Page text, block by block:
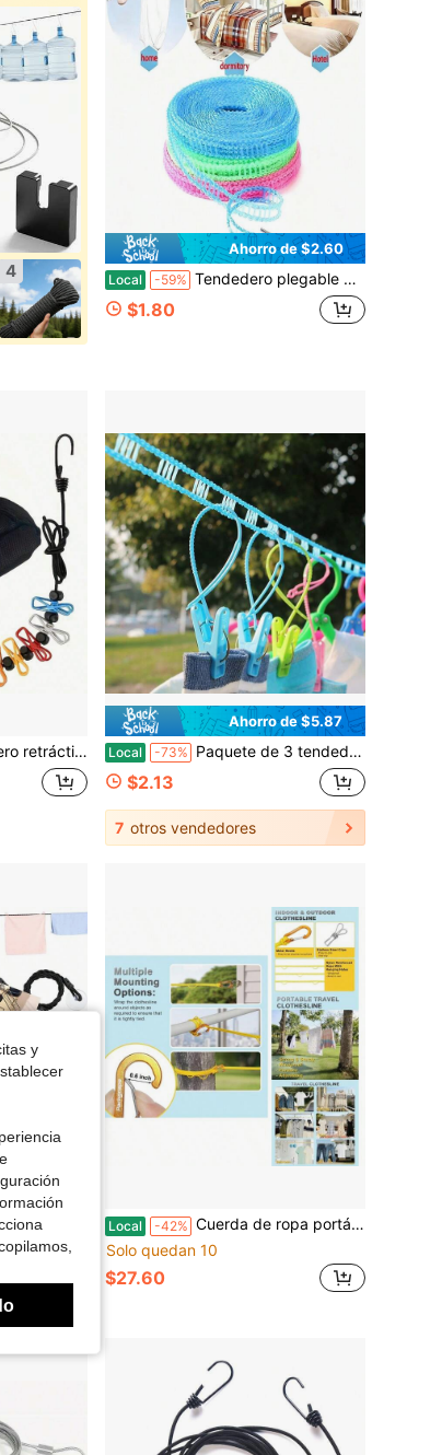
4
Ahorro de $2.60
Local -59% Tendedero plegable portátil de 2 piezas, 3 m, rosa, verde y azul, resistente al viento, antideslizante, sin perforaciones, para interiores, exteriores, camping, viajes, dormitorios, balcones, para colgar ropa de cama gruesa, color aleatorio.
$1.80
y camping al aire libre, accesorios de tendedero
Ahorro de $5.87
Local -73% Paquete de 3 tendederos de viaje resistentes al viento de 5 m – Cuerda portátil antideslizante para secar ropa, ideal para camping, cruceros, balcón y lavandería – Tendedero de viaje retráctil de nailon
$2.13
7 otros vendedores
$20.31
para cruceros para uso en exteriores e interiores, color negro Local -42% Cuerda de ropa portátil para viajes, línea de lavandería a prueba de viento con pinzas de ropa y agujeros para colgar, cuerda de secado de ropa para interiores y exteriores para hotel, patio, crucero, campamento (Amarillo, 12.5ft)
Solo quedan 10
$27.60
y